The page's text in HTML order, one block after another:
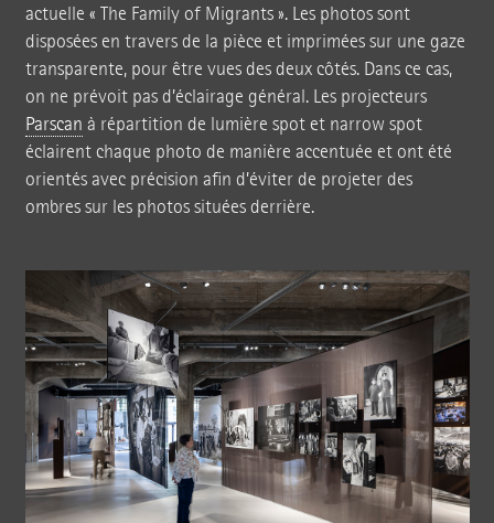
actuelle « The Family of Migrants ». Les photos sont
disposées en travers de la pièce et imprimées sur une gaze
transparente, pour être vues des deux côtés. Dans ce cas,
on ne prévoit pas d’éclairage général. Les projecteurs
Parscan à répartition de lumière spot et narrow spot
éclairent chaque photo de manière accentuée et ont été
orientés avec précision afin d’éviter de projeter des
ombres sur les photos situées derrière.